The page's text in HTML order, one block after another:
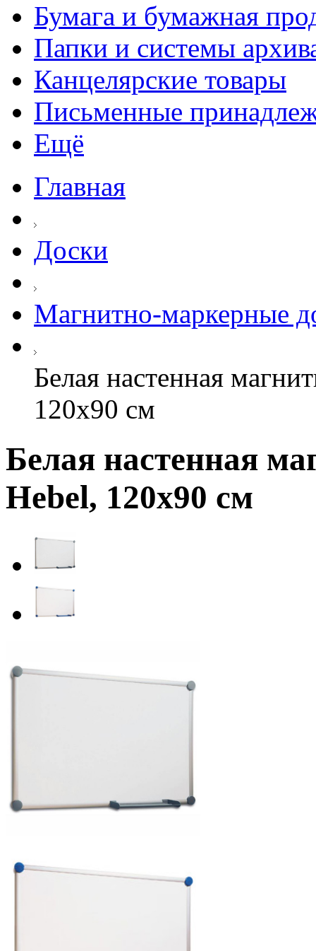
Бумага и бумажная
Папки и системы
Канцелярские товары
Письменные
Ещё
Главная
Доски
Магнитно-маркерные
Белая настенная
120х90 см
Белая настенная
Hebel, 120х90 см